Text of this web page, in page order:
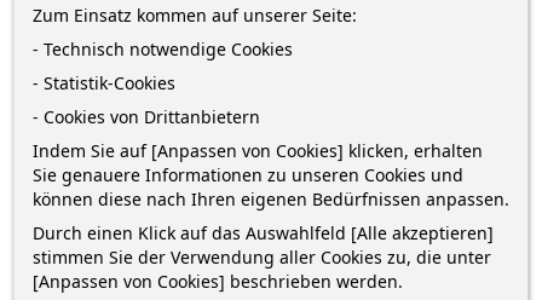
Heyda Krepppapier · 50 X 250
Cm · Himmelblau
0,5 m x 2,5 m · Flächenmasse
des...
Preis
0,98 € *
– +
Heyda Krepppapier · 50 X 250
des...
Preis
0,98 € *
– +
Zum Einsatz kommen auf unserer Seite:
- Technisch notwendige Cookies
- Statistik-Cookies
- Cookies von Drittanbietern
Indem Sie auf [Anpassen von Cookies] klicken, erhalten
Sie genauere Informationen zu unseren Cookies und
können diese nach Ihren eigenen Bedürfnissen anpassen.
Durch einen Klick auf das Auswahlfeld [Alle akzeptieren]
stimmen Sie der Verwendung aller Cookies zu, die unter
[Anpassen von Cookies] beschrieben werden.